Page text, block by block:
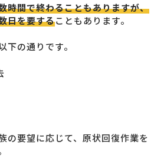
時間で終わることもありますが、
日を要することもあります。
下の通りです。
の要望に応じて、原状回復作業を